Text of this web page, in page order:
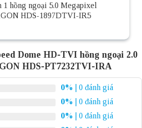
1 hồng ngoại 5.0 Megapixel
HDS-1897DTVI-IR5
Dome HD-TVI hồng ngoại 2.0
HDS-PT7232TVI-IRA
0%
| 0 đánh giá
0%
| 0 đánh giá
0%
| 0 đánh giá